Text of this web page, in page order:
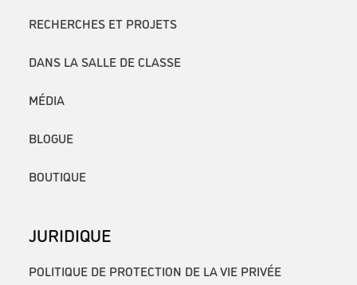
RECHERCHES ET PROJETS
DANS LA SALLE DE CLASSE
MÉDIA
BLOGUE
BOUTIQUE
JURIDIQUE
POLITIQUE DE PROTECTION DE LA VIE PRIVÉE